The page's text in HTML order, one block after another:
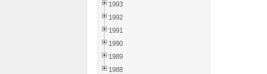
1993
1992
1991
1990
1989
1988